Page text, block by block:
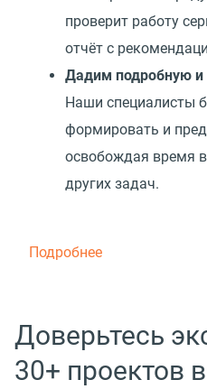
проверит работу
отчёт с
Дадим подробную и
Наши специалисты
формировать и
освобождая время
других задач.
Подробнее
Доверьтесь
30+ проектов